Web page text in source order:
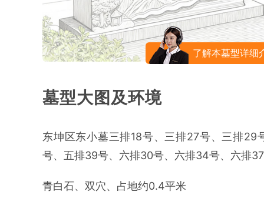
了解本墓型详细
墓型大图及环境
东坤区东小墓三排18号、三排27号、三排
号、五排39号、六排30号、六排34号、六排37
青白石、双穴、占地约0.4平米